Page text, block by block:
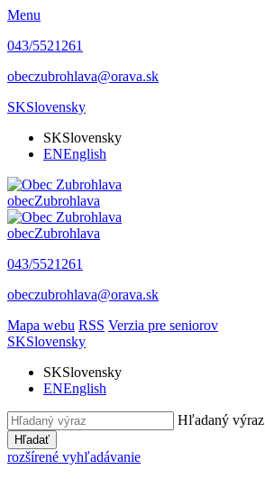
Menu
043/5521261
obeczubrohlava@orava.sk
SKSlovensky
SKSlovensky
ENEnglish
obecZubrohlava
obecZubrohlava
043/5521261
obeczubrohlava@orava.sk
Mapa webu RSS Verzia pre seniorov
SKSlovensky
SKSlovensky
ENEnglish
Hľadaný výraz
Hľadať
rozšírené vyhľadávanie